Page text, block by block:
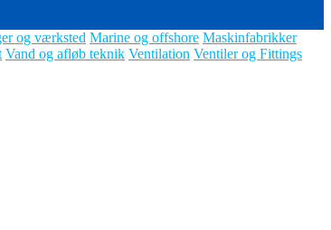
og værksted Marine og offshore Maskinfabrikker
Vand og afløb teknik Ventilation Ventiler og Fittings